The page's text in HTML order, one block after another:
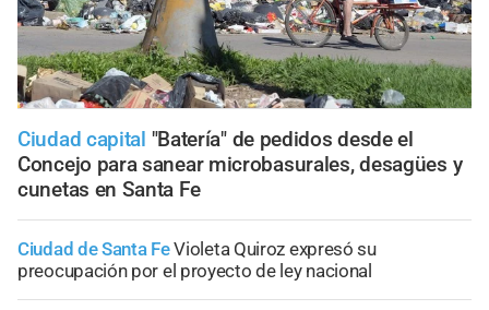
Ciudad capital "Batería" de pedidos desde el
Concejo para sanear microbasurales, desagües y
cunetas en Santa Fe
Ciudad de Santa FeVioleta Quiroz expresó su
preocupación por el proyecto de ley nacional